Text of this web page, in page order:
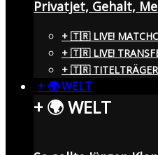
Privatjet, Gehalt,
+ 🇹🇷 LIVE!
+ 🇹🇷 LIVE!
+ 🇹🇷 TITELTRÄGER
+ 🌍 WELT
+ 🌍 WELT